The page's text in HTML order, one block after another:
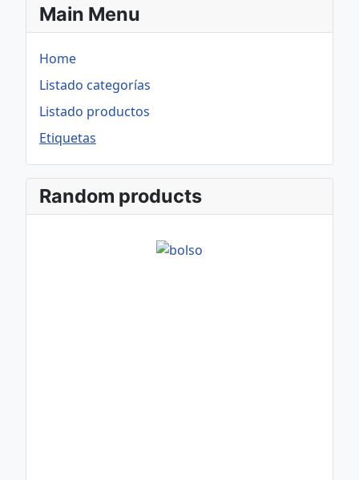
Main Menu
Home
Listado categorías
Listado productos
Etiquetas
Random products